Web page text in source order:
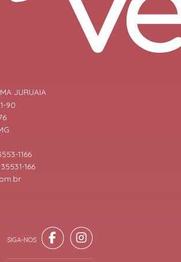
JURUAIA
90
1166
166